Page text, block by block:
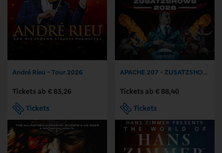
André Rieu - Tour 2026
Tickets ab € 83,26
Tickets
APACHE 207 - ZUSATZSHOWS 2026
Tickets ab € 88,40
Tickets